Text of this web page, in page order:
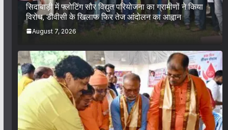
सिदाबाड़ी में फ्लोटिंग सौर विद्युत परियोजना का ग्रामीणों ने किया
विरोध, डीवीसी के खिलाफ फिर तेज आंदोलन का आह्वान
August 7, 2026